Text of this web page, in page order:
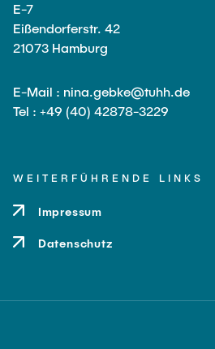
E-7
Eißendorferstr. 42
21073 Hamburg
E-Mail : nina.gebke@tuhh.de
Tel : +49 (40) 42878-3229
WEITERFÜHRENDE LINKS
Impressum
Datenschutz